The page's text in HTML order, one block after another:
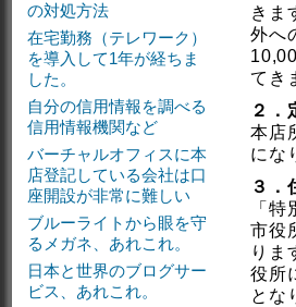
きま
外へ
てき
２．
本店
にな
３．
「
市役
りま
役所
とな
の対処方法
在宅勤務（テレワーク）
を導入して1年が経ちま
した。
自分の信用情報を調べる
信用情報機関など
バーチャルオフィスに本
店登記している会社は口
座開設が非常に難しい
ブルーライトから眼を守
るメガネ、あれこれ。
日本と世界のブログサー
ビス、あれこれ。